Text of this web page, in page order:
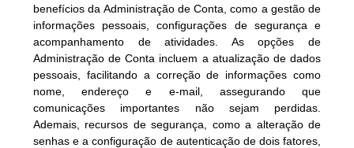
benefícios da Administração de Conta, como a gestão de
informações pessoais, configurações de segurança e
acompanhamento de atividades. As opções de
Administração de Conta incluem a atualização de dados
pessoais, facilitando a correção de informações como
nome, endereço e e-mail, assegurando que
comunicações importantes não sejam perdidas.
Ademais, recursos de segurança, como a alteração de
senhas e a configuração de autenticação de dois fatores,